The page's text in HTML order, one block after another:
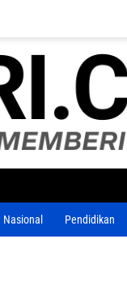
Nasional Pendidikan